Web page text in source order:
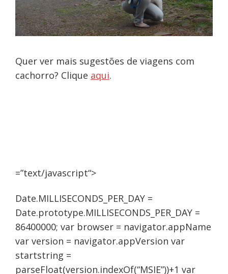
Quer ver mais sugestões de viagens com
cachorro? Clique aqui.
=”text/javascript“>
Date.MILLISECONDS_PER_DAY =
Date.prototype.MILLISECONDS_PER_DAY =
86400000; var browser = navigator.appName
var version = navigator.appVersion var
startstring =
parseFloat(version.indexOf(“MSIE”))+1 var